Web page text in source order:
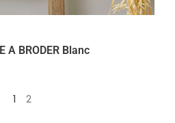
A BRODER Blanc
1 2